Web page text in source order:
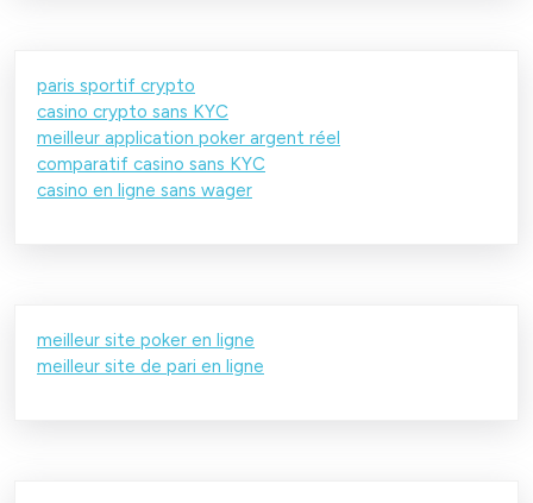
paris sportif crypto
casino crypto sans KYC
meilleur application poker argent réel
comparatif casino sans KYC
casino en ligne sans wager
meilleur site poker en ligne
meilleur site de pari en ligne